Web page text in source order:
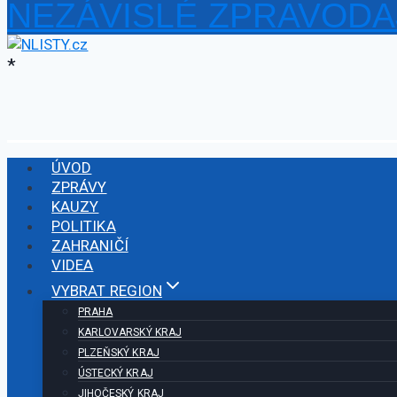
Přeskočit
na
obsah
NEZÁVISLÉ
*
ÚVOD
ZPRÁVY
KAUZY
POLITIKA
ZAHRANIČÍ
VIDEA
VYBRAT REGION
PRAHA
KARLOVARSKÝ KRAJ
PLZEŇSKÝ KRAJ
ÚSTECKÝ KRAJ
JIHOČESKÝ KRAJ